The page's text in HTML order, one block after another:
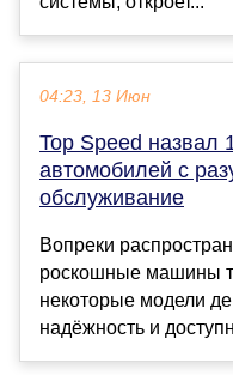
04:23, 13 Июн
Top Speed назвал
автомобилей с
обслуживание
Вопреки
роскошные машины
некоторые модели
надёжность и